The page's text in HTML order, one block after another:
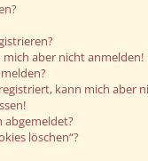
aber nicht anmelden!
kann mich aber
abgemeldet?
löschen“?